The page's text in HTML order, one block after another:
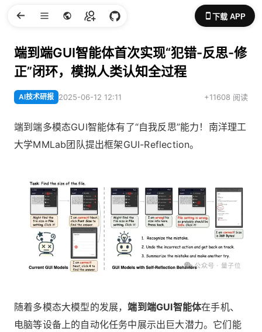
下载 APP
端到端GUI智能体首次实现“犯错-反思-修
正”闭环，模拟人类认知全过程
AI技术研报 2025-06-12 12:11 +11608 阅读
端到端多模态GUI智能体有了“自我反思”能力！南洋理工
大学MMLab团队提出框架GUI-Reflection。
随着多模态大模型的发展，端到端GUI智能体在手机、
电脑等设备上的自动化任务中展示出巨大潜力。它们能